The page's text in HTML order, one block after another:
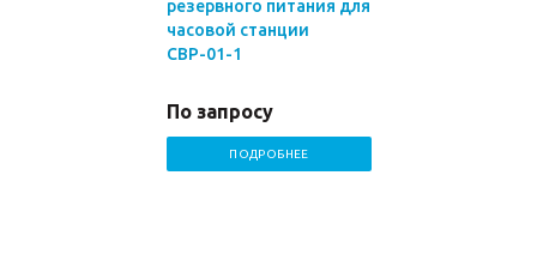
резервного питания для
часовой станции
СВР-01-1
По запросу
ПОДРОБНЕЕ